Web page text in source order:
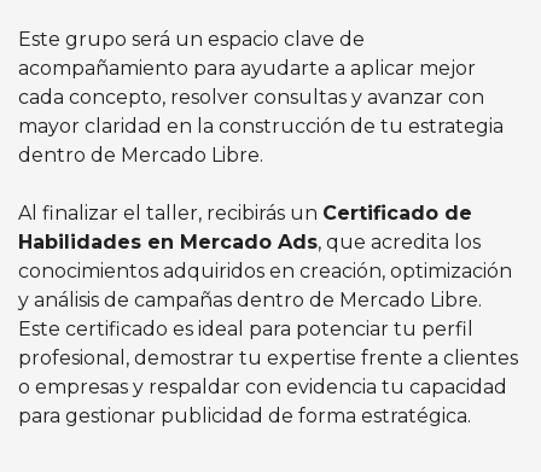
Este grupo será un espacio clave de
acompañamiento para ayudarte a aplicar mejor
cada concepto, resolver consultas y avanzar con
mayor claridad en la construcción de tu estrategia
dentro de Mercado Libre.
Al finalizar el taller, recibirás un Certificado de
Habilidades en Mercado Ads, que acredita los
conocimientos adquiridos en creación, optimización
y análisis de campañas dentro de Mercado Libre.
Este certificado es ideal para potenciar tu perfil
profesional, demostrar tu expertise frente a clientes
o empresas y respaldar con evidencia tu capacidad
para gestionar publicidad de forma estratégica.